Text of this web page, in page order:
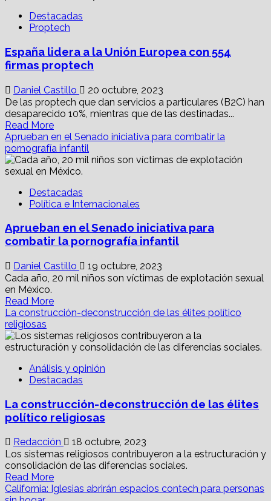
debes
saber
Nu,
para
que
opere
como
banco
en
México?
Destacadas
Proptech
España lidera a la Unión Europea con 554
firmas proptech
Daniel Castillo
20 octubre, 2023
De las proptech que dan servicios a particulares (B2C) han
desaparecido 10%, mientras que de las destinadas...
Read MoreRead
more
about
España
lidera
la
Unión
con
554
firmas
proptech
Aprueban en el Senado iniciativa para combatir la
pornografía infantil
Destacadas
Política e Internacionales
Aprueban en el Senado iniciativa para
combatir la pornografía infantil
Daniel Castillo
19 octubre, 2023
Cada año, 20 mil niños son víctimas de explotación sexual
en México.
Read MoreRead
more
Aprueban
en
Senado
iniciativa
combatir
la
pornografía
infantil
La construcción-deconstrucción de las élites político
religiosas
Análisis y opinión
Destacadas
La construcción-deconstrucción de las élites
político religiosas
Redacción
18 octubre, 2023
Los sistemas religiosos contribuyeron a la estructuración y
consolidación de las diferencias sociales.
Read MoreRead
more
California: Iglesias abrirán espacios contech para personas